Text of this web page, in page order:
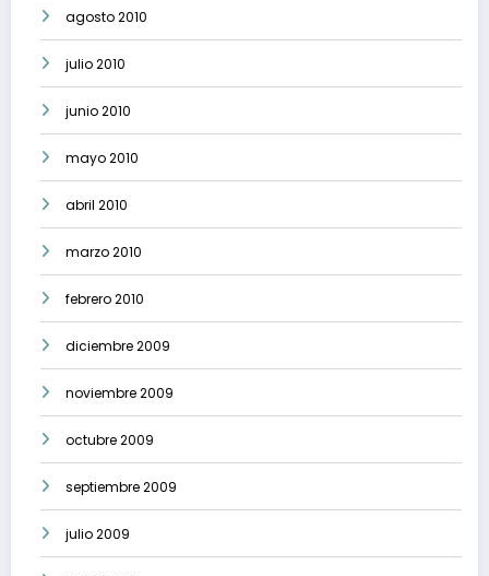
agosto 2010
julio 2010
junio 2010
mayo 2010
abril 2010
marzo 2010
febrero 2010
diciembre 2009
noviembre 2009
octubre 2009
septiembre 2009
julio 2009